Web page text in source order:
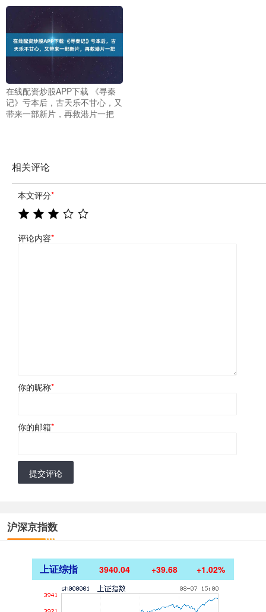
在线配资炒股APP下载 《寻秦
记》亏本后，古天乐不甘心，又
带来一部新片，再救港片一把
相关评论
本文评分*
评论内容*
你的昵称*
你的邮箱*
提交评论
沪深京指数
上证综指 3940.04 +39.68 +1.02%